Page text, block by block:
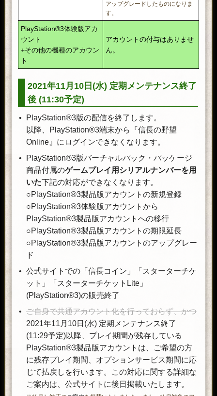
アップグレードしたものになりま
す。
PlayStation®3体験版アカ
ウント
+その他の機種のアカウン
ト
アカウントの付与はありませ
ん。
2021年11月10日(水) 定期メンテナンス終了
後 (11:30予定)
PlayStation®3版の配信を終了します。
以降、PlayStation®3端末から『信長の野望
Online』にログインできなくなります。
PlayStation®3版バーチャルパック・パッケージ
商品付属のゲームプレイ用シリアルナンバーを用
いた下記の対応ができなくなります。
○PlayStation®3製品版アカウントの新規登録
○PlayStation®3体験版アカウントから
PlayStation®3製品版アカウントへの移行
○PlayStation®3製品版アカウントの期限延長
○PlayStation®3製品版アカウントのアップグレー
ド
公式サイトでの「信長コイン」「スターターチケ
ット」「スターターチケットLite」
(PlayStation®3)の販売終了
ご自身で共通アカウント化を行っておらず、かつ
2021年11月10日(水) 定期メンテナンス終了
(11:29予定)以降、プレイ期間が残存している
PlayStation®3製品版アカウントは、ご希望の方
に残存プレイ期間、オプションサービス期間に応
じて払戻しを行います。この対応に関する詳細な
ご案内は、公式サイトに後日掲載いたします。